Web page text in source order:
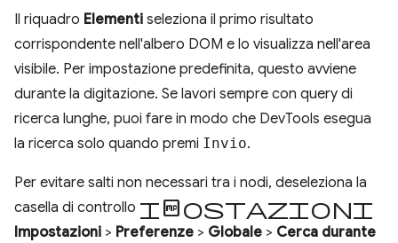
Il riquadro Elementi seleziona il primo risultato
corrispondente nell'albero DOM e lo visualizza nell'area
visibile. Per impostazione predefinita, questo avviene
durante la digitazione. Se lavori sempre con query di
ricerca lunghe, puoi fare in modo che DevTools esegua
la ricerca solo quando premi Invio.
Per evitare salti non necessari tra i nodi, deseleziona la
casella di controllo Impostazioni
Impostazioni > Preferenze > Globale > Cerca durante